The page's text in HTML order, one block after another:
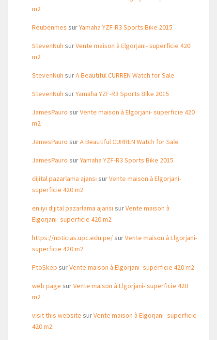
m2
Reubenmes surYamaha YZF-R3 Sports Bike 2015
StevenNuh surVente maison à Elgorjani- superficie 420
m2
StevenNuh surA Beautiful CURREN Watch for Sale
StevenNuh surYamaha YZF-R3 Sports Bike 2015
JamesPauro surVente maison à Elgorjani- superficie 420
m2
JamesPauro surA Beautiful CURREN Watch for Sale
JamesPauro surYamaha YZF-R3 Sports Bike 2015
dijital pazarlama ajansı surVente maison à Elgorjani-
superficie 420 m2
en iyi dijital pazarlama ajansı surVente maison à
Elgorjani- superficie 420 m2
https://noticias.upc.edu.pe/surVente maison à Elgorjani-
superficie 420 m2
PtoSkep surVente maison à Elgorjani- superficie 420 m2
web page surVente maison à Elgorjani- superficie 420
m2
visit this website surVente maison à Elgorjani- superficie
420 m2